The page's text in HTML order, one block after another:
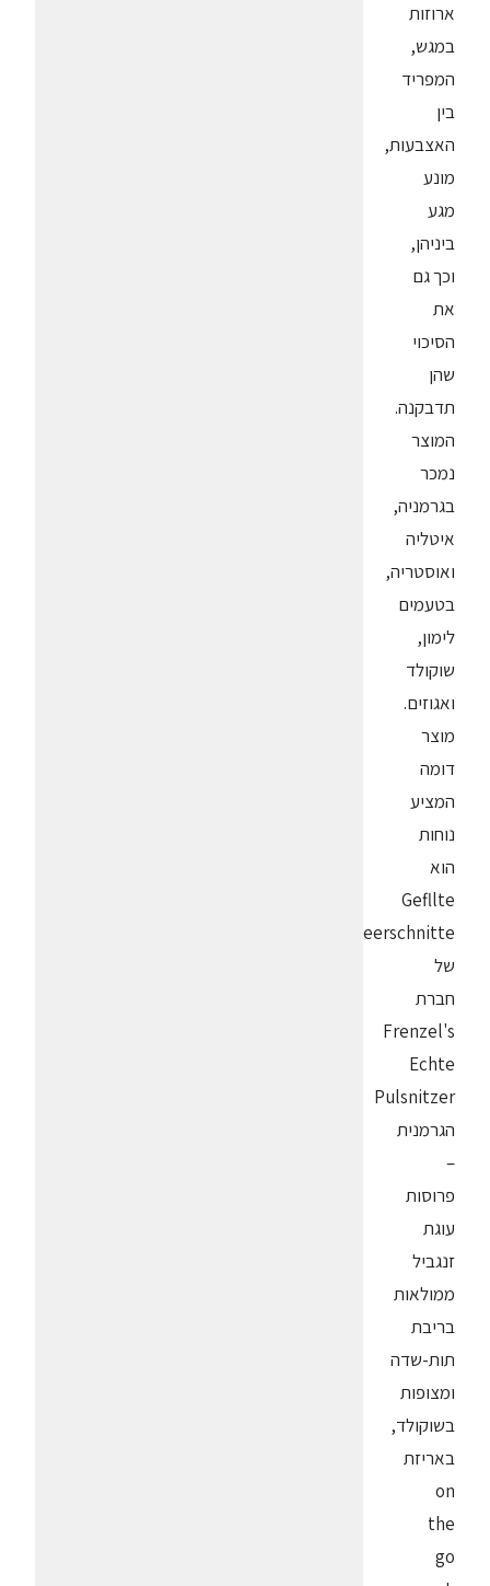
ארוזות
במגש,
המפריד
בין
האצבעות,
מונע
מגע
ביניהן,
וכך גם
את
הסיכוי
שהן
תדבקנה.
המוצר
נמכר
בגרמניה,
איטליה
ואוסטריה,
בטעמים
לימון,
שוקולד
ואגוזים.
מוצר
דומה
המציע
נוחות
הוא
Gefllte
Erdbeerschnitte
של
חברת
Frenzel's
Echte
Pulsnitzer
הגרמנית
–
פרוסות
עוגת
זנגביל
ממולאות
בריבת
תות-שדה
ומצופות
בשוקולד,
באריזת
on
the
go